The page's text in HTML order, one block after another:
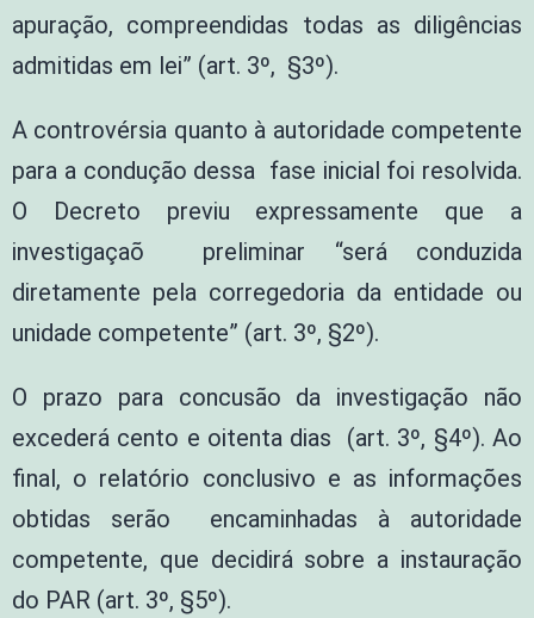
apuração, compreendidas todas as diligências
admitidas em lei” (art. 3º, §3º).
A controvérsia quanto à autoridade competente
para a condução dessa fase inicial foi resolvida.
O Decreto previu expressamente que a
investigaçaõ preliminar “será conduzida
diretamente pela corregedoria da entidade ou
unidade competente” (art. 3º, §2º).
O prazo para concusão da investigação não
excederá cento e oitenta dias (art. 3º, §4º). Ao
final, o relatório conclusivo e as informações
obtidas serão encaminhadas à autoridade
competente, que decidirá sobre a instauração
do PAR (art. 3º, §5º).